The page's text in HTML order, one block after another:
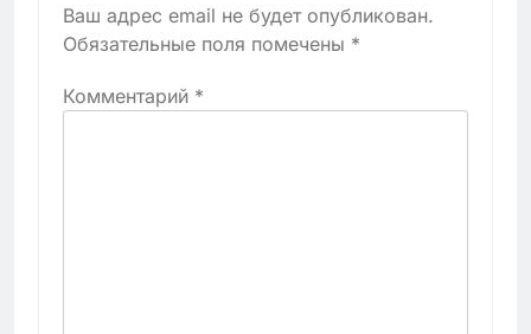
Ваш адрес email не будет опубликован.
Обязательные поля помечены *
Комментарий *